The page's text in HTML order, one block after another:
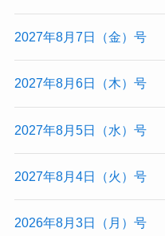
2027年8月7日（金）号
2027年8月6日（木）号
2027年8月5日（水）号
2027年8月4日（火）号
2026年8月3日（月）号